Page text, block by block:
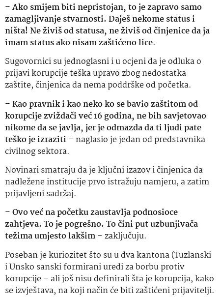
–Ako smijem biti nepristojan, to je zapravo samo
zamagljivanje stvarnosti. Daješ nekome status i
ništa! Ne živiš od statusa, ne živiš od činjenice da ja
imam status ako nisam zaštićeno lice.
Sugovornici su jednoglasni i u ocjeni da je odluka o
prijavi korupcije teška upravo zbog nedostatka
zaštite, činjenica da nema poddrške od početka.
–Kao pravnik i kao neko ko se bavio zaštitom od
korupcije zviždači već 16 godina, ne bih savjetovao
nikome da se javlja, jer je odmazda da ti ljudi pate
teško je izraziti– naglasio je jedan od predstavnika
civilnog sektora.
Novinari smatraju da je ključni izazov i činjenica da
nadležene institucije prvo istražuju namjeru, a zatim
prijavljeni sadržaj.
–Ovo već na početku zaustavlja podnosioce
zahtjeva. To je pogrešno. To čini put uzbunjivača
težima umjesto lakšim– zaključuju.
Poseban je kuriozitet što su u dva kantona (Tuzlanski
i Unsko sanski formirani uredi za borbu protiv
korupcije – ali još nisu definirali šta je korupcija, kako
se izvještava, na koji način će biti zaštićeni prijavitelji.